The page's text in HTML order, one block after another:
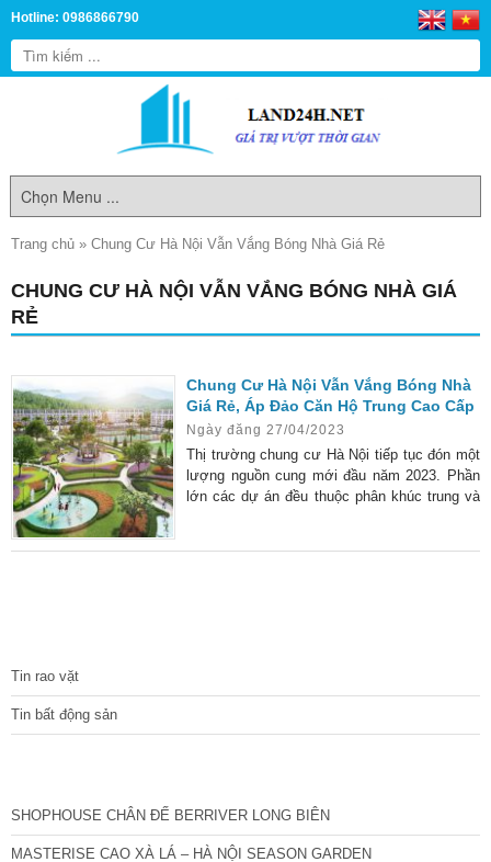
Hotline: 0986866790
Trang chủ » Chung Cư Hà Nội Vẫn Vắng Bóng Nhà Giá Rẻ
CHUNG CƯ HÀ NỘI VẪN VẮNG BÓNG NHÀ GIÁ
RẺ
Chung Cư Hà Nội Vẫn Vắng Bóng Nhà
Giá Rẻ, Áp Đảo Căn Hộ Trung Cao Cấp
Ngày đăng 27/04/2023
Thị trường chung cư Hà Nội tiếp tục đón một
lượng nguồn cung mới đầu năm 2023. Phần
lớn các dự án đều thuộc phân khúc trung và
Tin rao vặt
Tin bất động sản
SHOPHOUSE CHÂN ĐẾ BERRIVER LONG BIÊN
MASTERISE CAO XÀ LÁ – HÀ NỘI SEASON GARDEN